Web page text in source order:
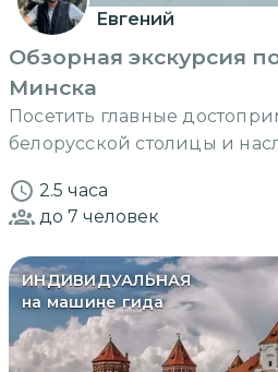
Евгений
Обзорная экскурсия
Минска
Посетить главные
белорусской столицы и
2.5 часа
до 7 человек
ИНДИВИДУАЛЬНАЯ
на машине гида